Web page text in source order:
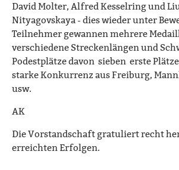
David Molter, Alfred Kesselring und
Nityagovskaya - dies wieder unter
Teilnehmer gewannen mehrere
verschiedene Streckenlängen und
Podestplätze davon sieben erste
starke Konkurrenz aus Freiburg,
usw.
AK
Die Vorstandschaft gratuliert recht
erreichten Erfolgen.